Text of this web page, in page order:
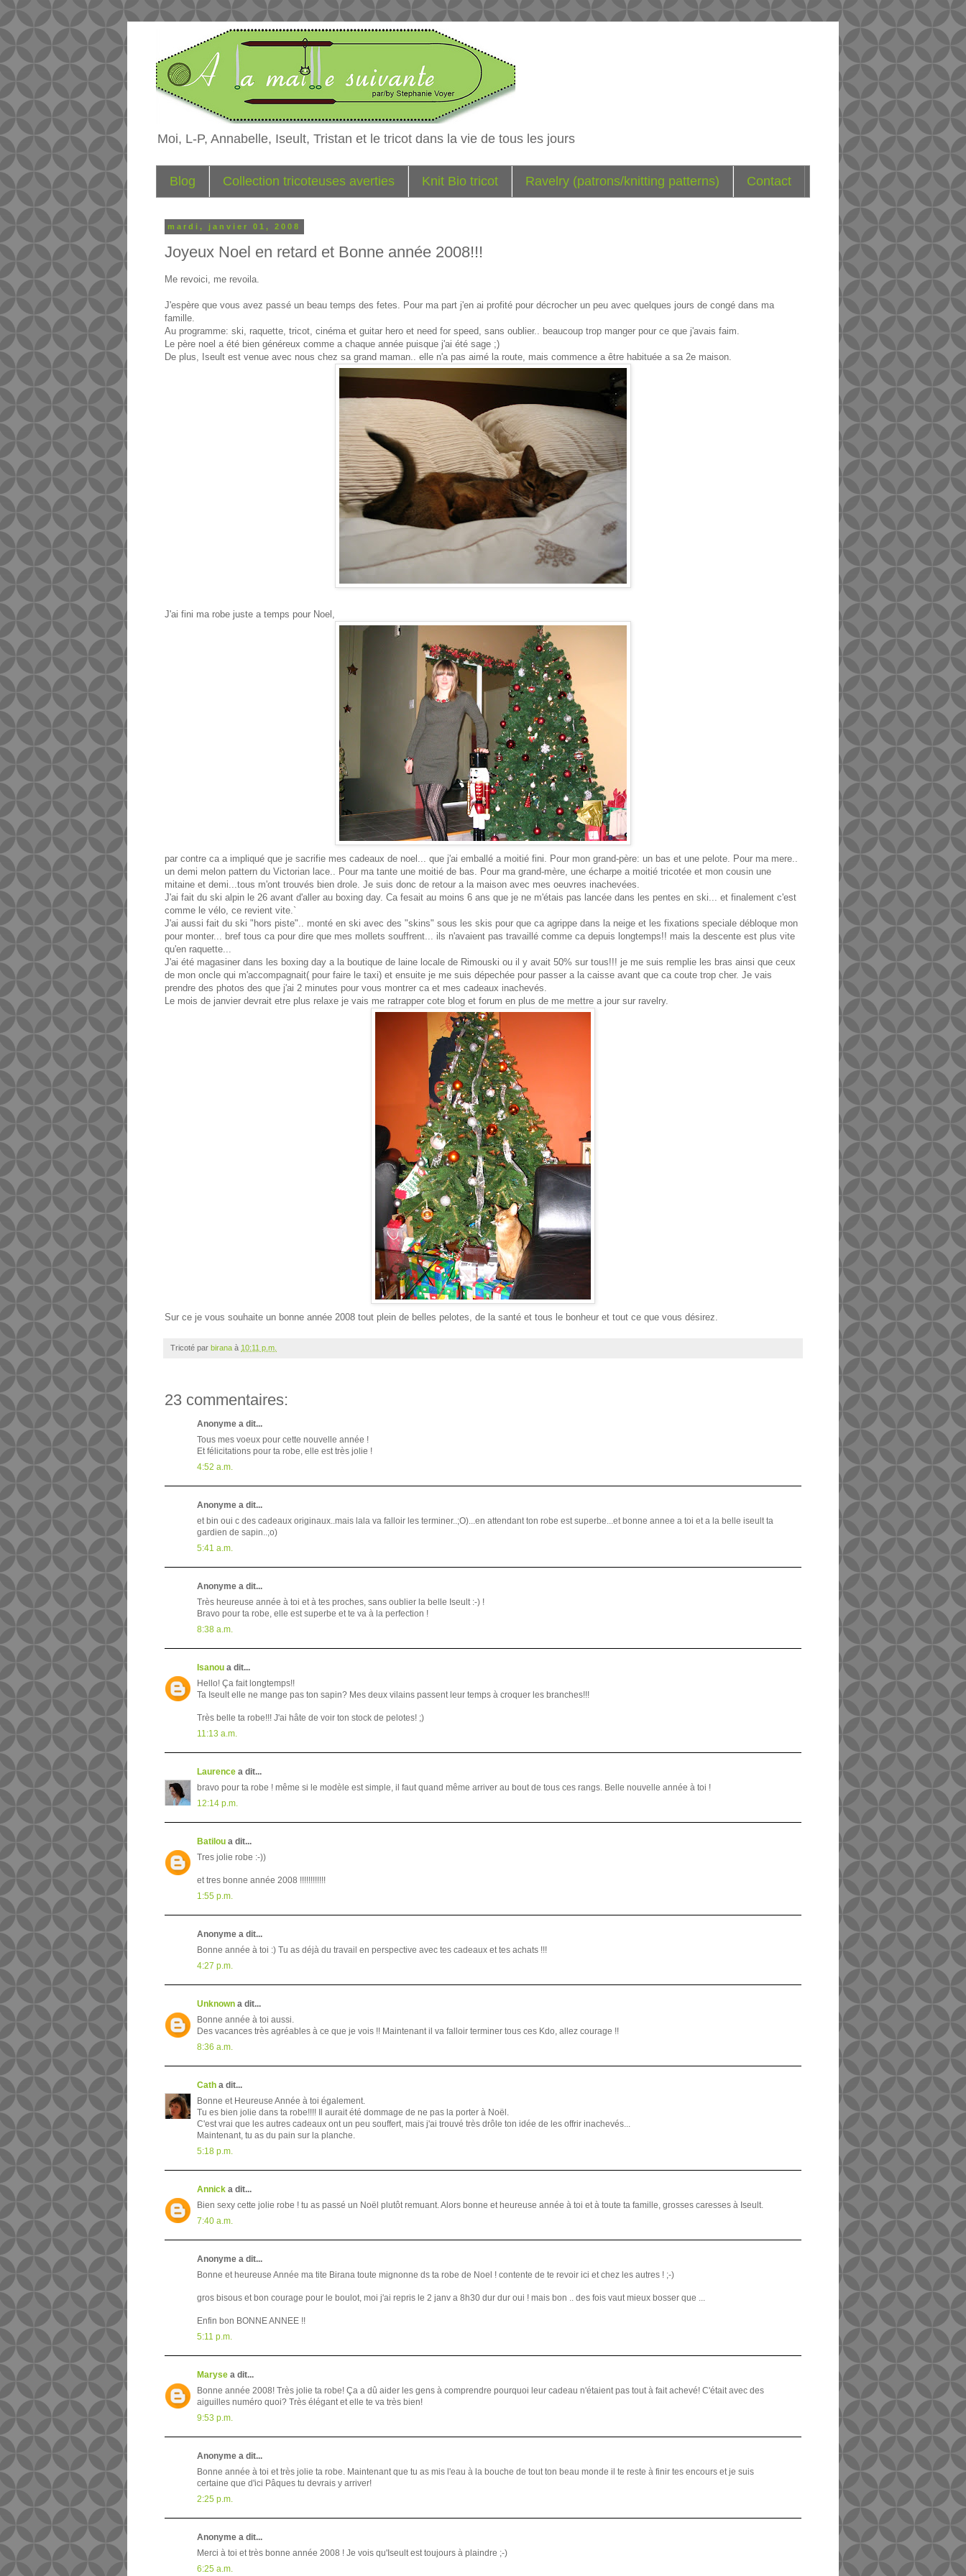
Moi, L-P, Annabelle, Iseult, Tristan et le tricot dans la vie de tous les jours
Blog Collection tricoteuses averties Knit Bio tricot Ravelry (patrons/knitting patterns) Contact
mardi, janvier 01, 2008
Joyeux Noel en retard et Bonne année 2008!!!
Me revoici, me revoila.
J'espère que vous avez passé un beau temps des fetes. Pour ma part j'en ai profité pour décrocher un peu avec quelques jours de congé dans ma
famille.
Au programme: ski, raquette, tricot, cinéma et guitar hero et need for speed, sans oublier.. beaucoup trop manger pour ce que j'avais faim.
Le père noel a été bien généreux comme a chaque année puisque j'ai été sage ;)
De plus, Iseult est venue avec nous chez sa grand maman.. elle n'a pas aimé la route, mais commence a être habituée a sa 2e maison.
J'ai fini ma robe juste a temps pour Noel,
par contre ca a impliqué que je sacrifie mes cadeaux de noel... que j'ai emballé a moitié fini. Pour mon grand-père: un bas et une pelote. Pour ma mere..
un demi melon pattern du Victorian lace.. Pour ma tante une moitié de bas. Pour ma grand-mère, une écharpe a moitié tricotée et mon cousin une
mitaine et demi...tous m'ont trouvés bien drole. Je suis donc de retour a la maison avec mes oeuvres inachevées.
J'ai fait du ski alpin le 26 avant d'aller au boxing day. Ca fesait au moins 6 ans que je ne m'étais pas lancée dans les pentes en ski... et finalement c'est
comme le vélo, ce revient vite.`
J'ai aussi fait du ski "hors piste".. monté en ski avec des "skins" sous les skis pour que ca agrippe dans la neige et les fixations speciale débloque mon
pour monter... bref tous ca pour dire que mes mollets souffrent... ils n'avaient pas travaillé comme ca depuis longtemps!! mais la descente est plus vite
qu'en raquette...
J'ai été magasiner dans les boxing day a la boutique de laine locale de Rimouski ou il y avait 50% sur tous!!! je me suis remplie les bras ainsi que ceux
de mon oncle qui m'accompagnait( pour faire le taxi) et ensuite je me suis dépechée pour passer a la caisse avant que ca coute trop cher. Je vais
prendre des photos des que j'ai 2 minutes pour vous montrer ca et mes cadeaux inachevés.
Le mois de janvier devrait etre plus relaxe je vais me ratrapper cote blog et forum en plus de me mettre a jour sur ravelry.
Sur ce je vous souhaite un bonne année 2008 tout plein de belles pelotes, de la santé et tous le bonheur et tout ce que vous désirez.
Tricoté par birana à 10:11 p.m.
23 commentaires:
Anonyme a dit...
Tous mes voeux pour cette nouvelle année !
Et félicitations pour ta robe, elle est très jolie !
4:52 a.m.
Anonyme a dit...
et bin oui c des cadeaux originaux..mais lala va falloir les terminer..;O)...en attendant ton robe est superbe...et bonne annee a toi et a la belle iseult ta
gardien de sapin..;o)
5:41 a.m.
Anonyme a dit...
Très heureuse année à toi et à tes proches, sans oublier la belle Iseult :-) !
Bravo pour ta robe, elle est superbe et te va à la perfection !
8:38 a.m.
Isanou a dit...
Hello! Ça fait longtemps!!
Ta Iseult elle ne mange pas ton sapin? Mes deux vilains passent leur temps à croquer les branches!!!
Très belle ta robe!!! J'ai hâte de voir ton stock de pelotes! ;)
11:13 a.m.
Laurence a dit...
bravo pour ta robe ! même si le modèle est simple, il faut quand même arriver au bout de tous ces rangs. Belle nouvelle année à toi !
12:14 p.m.
Batilou a dit...
Tres jolie robe :-))
et tres bonne année 2008 !!!!!!!!!!!!
1:55 p.m.
Anonyme a dit...
Bonne année à toi :) Tu as déjà du travail en perspective avec tes cadeaux et tes achats !!!
4:27 p.m.
Unknown a dit...
Bonne année à toi aussi.
Des vacances très agréables à ce que je vois !! Maintenant il va falloir terminer tous ces Kdo, allez courage !!
8:36 a.m.
Cath a dit...
Bonne et Heureuse Année à toi également.
Tu es bien jolie dans ta robe!!!! Il aurait été dommage de ne pas la porter à Noël.
C'est vrai que les autres cadeaux ont un peu souffert, mais j'ai trouvé très drôle ton idée de les offrir inachevés...
Maintenant, tu as du pain sur la planche.
5:18 p.m.
Annick a dit...
Bien sexy cette jolie robe ! tu as passé un Noël plutôt remuant. Alors bonne et heureuse année à toi et à toute ta famille, grosses caresses à Iseult.
7:40 a.m.
Anonyme a dit...
Bonne et heureuse Année ma tite Birana toute mignonne ds ta robe de Noel ! contente de te revoir ici et chez les autres ! ;-)
gros bisous et bon courage pour le boulot, moi j'ai repris le 2 janv a 8h30 dur dur oui ! mais bon .. des fois vaut mieux bosser que ...
Enfin bon BONNE ANNEE !!
5:11 p.m.
Maryse a dit...
Bonne année 2008! Très jolie ta robe! Ça a dû aider les gens à comprendre pourquoi leur cadeau n'étaient pas tout à fait achevé! C'était avec des
aiguilles numéro quoi? Très élégant et elle te va très bien!
9:53 p.m.
Anonyme a dit...
Bonne année à toi et très jolie ta robe. Maintenant que tu as mis l'eau à la bouche de tout ton beau monde il te reste à finir tes encours et je suis
certaine que d'ici Pâques tu devrais y arriver!
2:25 p.m.
Anonyme a dit...
Merci à toi et très bonne année 2008 ! Je vois qu'Iseult est toujours à plaindre ;-)
6:25 a.m.